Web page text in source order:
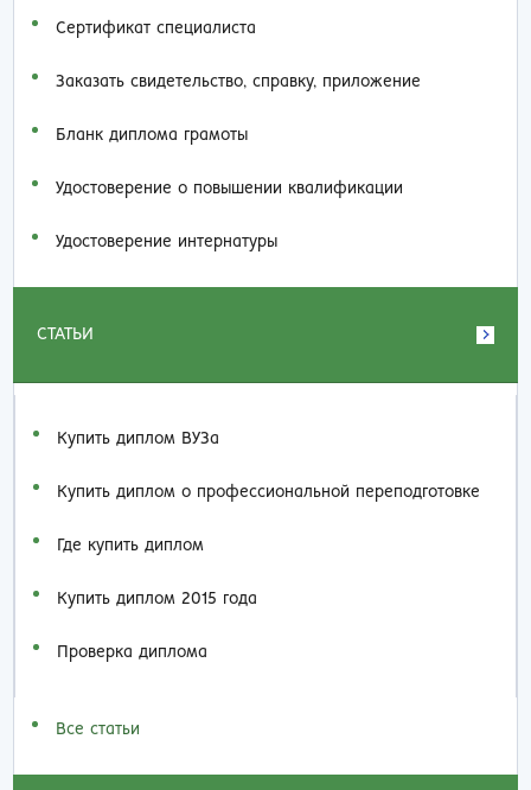
Сертификат специалиста
Заказать cвидетельство, справку, приложение
Бланк диплома грамоты
Удостоверение о повышении квалификации
Удостоверение интернатуры
СТАТЬИ
Купить диплом ВУЗа
Купить диплом о профессиональной переподготовке
Где купить диплом
Купить диплом 2015 года
Проверка диплома
Все статьи